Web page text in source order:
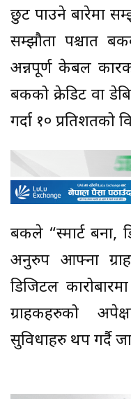
छुट पाउने बारेमा
सम्झौता पश्चात
अन्नपूर्ण केबल
बैंकको क्रेडिट वा
गर्दा १०
बैंकले “स्मार्ट बनौं,
अनुरुप आफ्ना
डिजिटल
ग्राहकहरुको
सुविधाहरु थप गर्दै